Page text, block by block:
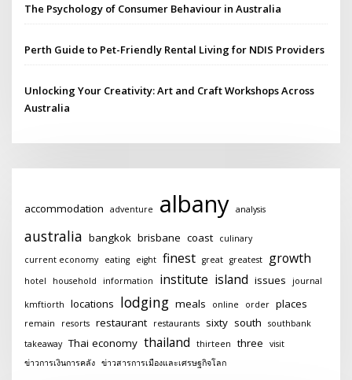
The Psychology of Consumer Behaviour in Australia
Perth Guide to Pet-Friendly Rental Living for NDIS Providers
Unlocking Your Creativity: Art and Craft Workshops Across
Australia
accommodation adventure albany analysis
australia bangkok brisbane coast
culinary
current economy
eating eight finest great greatest growth
hotel household information institute island issues journal
kmftiorth locations lodging meals online order places
remain resorts restaurant restaurants sixty south
southbank
takeaway Thai economy thailand thirteen three
visit
ข่าวการเงินการคลัง ข่าวสารการเมืองและเศรษฐกิจโลก